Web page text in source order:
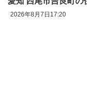
2026年8月7日17:20